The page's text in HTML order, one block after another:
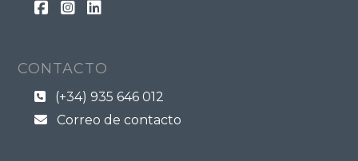
CONTACTO
(+34) 935 646 012
Correo de contacto